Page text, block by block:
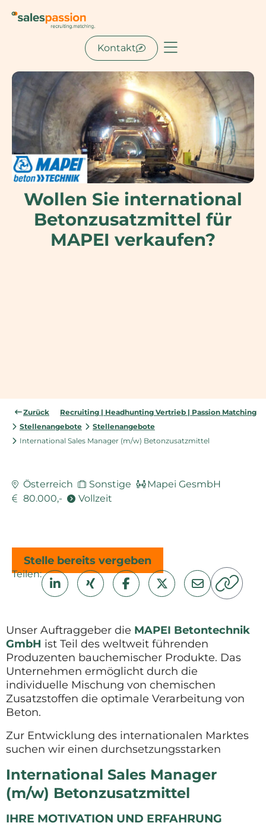
Kontakt
Wollen Sie international
Betonzusatzmittel für
MAPEI verkaufen?
Zurück
Recruiting | Headhunting Vertrieb | Passion Matching
Stellenangebote
Stellenangebote
International Sales Manager (m/w) Betonzusatzmittel
Österreich Sonstige
Mapei GesmbH
80.000,-
Vollzeit
Stelle bereits vergeben
Teilen:
Unser Auftraggeber die MAPEI Betontechnik
GmbH ist Teil des weltweit führenden
Produzenten bauchemischer Produkte. Das
Unternehmen ermöglicht durch die
individuelle Mischung von chemischen
Zusatzstoffen die optimale Verarbeitung von
Beton.
Zur Entwicklung des internationalen Marktes
suchen wir einen durchsetzungsstarken
International Sales Manager
(m/w) Betonzusatzmittel
IHRE MOTIVATION UND ERFAHRUNG